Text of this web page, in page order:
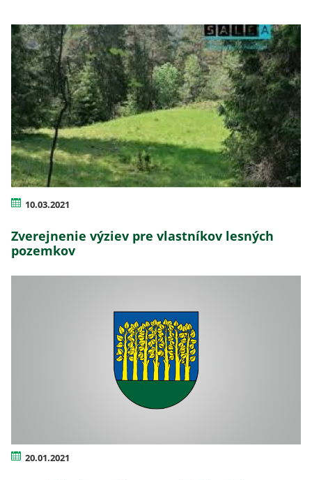
10.03.2021
Zverejnenie výziev pre vlastníkov lesných
pozemkov
20.01.2021